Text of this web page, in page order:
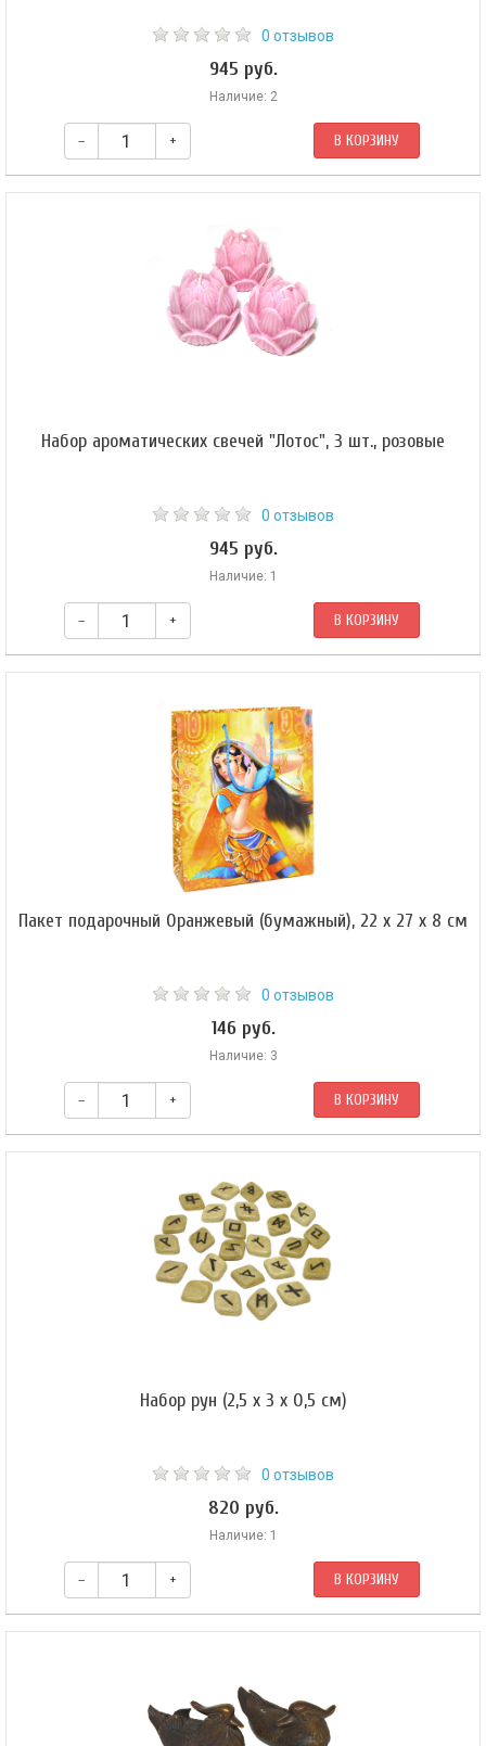
0 отзывов
945 руб.
Наличие: 2
– + В КОРЗИНУ
Набор ароматических свечей "Лотос", 3 шт., розовые
0 отзывов
945 руб.
Наличие: 1
– + В КОРЗИНУ
Пакет подарочный Оранжевый (бумажный), 22 х 27 х 8 см
0 отзывов
146 руб.
Наличие: 3
– + В КОРЗИНУ
Набор рун (2,5 х 3 х 0,5 см)
0 отзывов
820 руб.
Наличие: 1
– + В КОРЗИНУ
Комплект из 25 рун.